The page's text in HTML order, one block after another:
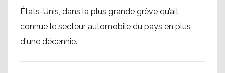
États-Unis, dans la plus grande grève qu’ait
connue le secteur automobile du pays en plus
d'une décennie.